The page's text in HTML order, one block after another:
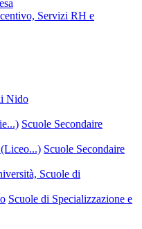
Servizi RH e
Nido
Scuole Secondaire
Scuole Secondaire
Scuole di
Scuole di Specializzazione e